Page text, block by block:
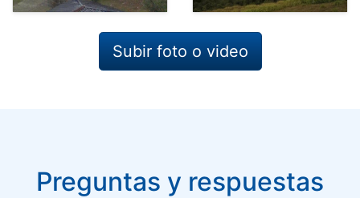
Subir foto o video
Preguntas y respuestas